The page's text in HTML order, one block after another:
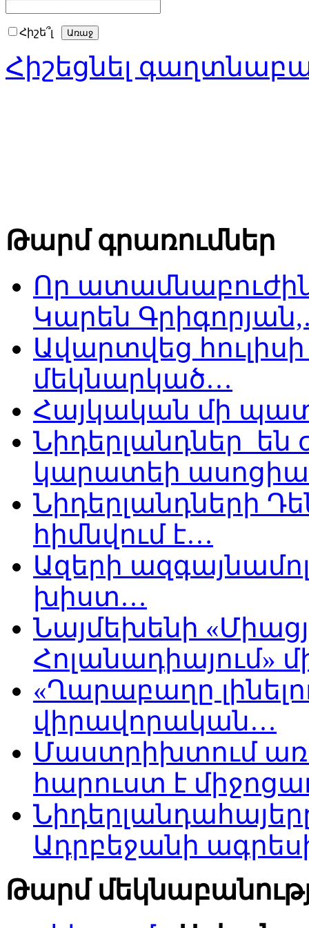
Հիշե՞լ
Հիշեցնել
Թարմ գրառումներ
Որ
Կարեն
Ավարտվեց
մեկնարկած…
Հայկական մի
Նիդերլանդներ
կարատեի
Նիդերլանդների
հիմնվում է…
Ազերի
խիստ…
Նայմեխենի
Հոլանադիայում»
«Ղարաբաղը
վիրավորական…
Մաստրիխտում
հարուստ է
Ադրբեջանի
Թարմ